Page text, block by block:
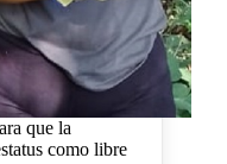
que la
como libre